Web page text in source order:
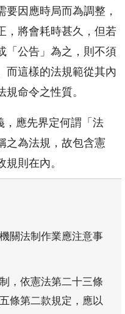
要因應時局而為調整，
，將會耗時甚久，但若
「公告」為之，則不須
而這樣的法規範從其內
命令之性質。
，應先界定何謂「法
之為法規，故包含憲
則在內。
關法制作業應注意事
，依憲法第二十三條
條第二款規定，應以